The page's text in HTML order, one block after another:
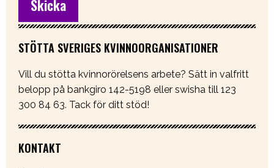
STÖTTA SVERIGES KVINNOORGANISATIONER
Vill du stötta kvinnorörelsens arbete? Sätt in valfritt
belopp på bankgiro 142-5198 eller swisha till 123
300 84 63. Tack för ditt stöd!
KONTAKT